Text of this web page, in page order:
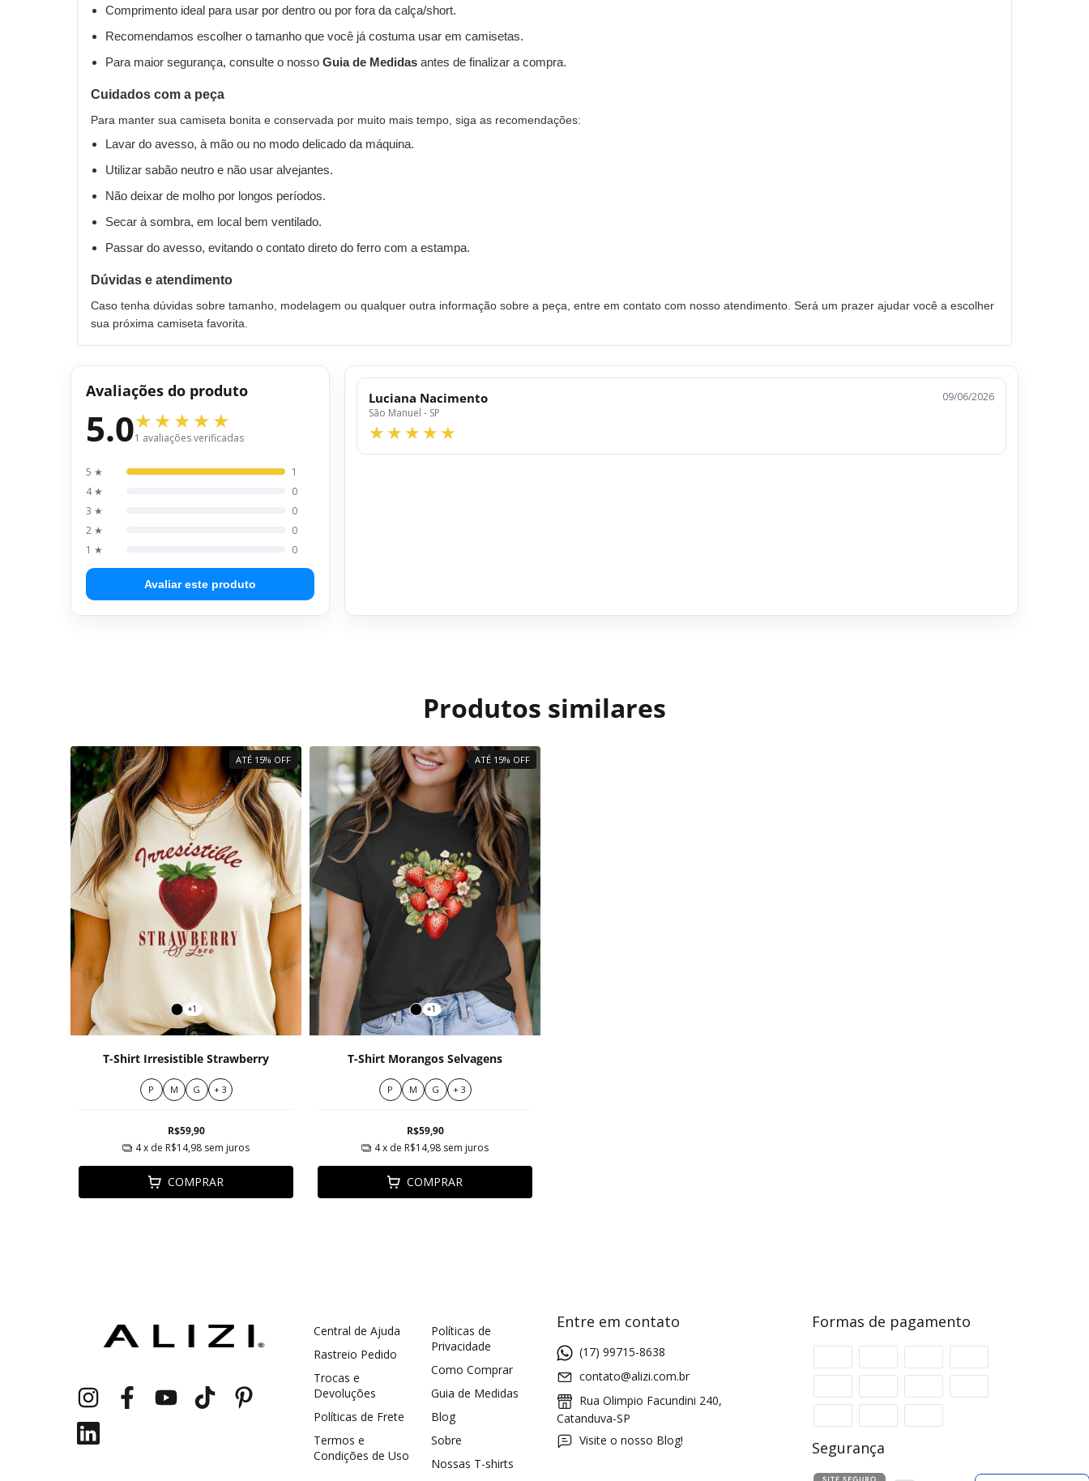
Comprimento ideal para usar por dentro ou por fora da calça/short.
Recomendamos escolher o tamanho que você já costuma usar em camisetas.
Para maior segurança, consulte o nosso Guia de Medidas antes de finalizar a compra.
Cuidados com a peça
Para manter sua camiseta bonita e conservada por muito mais tempo, siga as recomendações:
Lavar do avesso, à mão ou no modo delicado da máquina.
Utilizar sabão neutro e não usar alvejantes.
Não deixar de molho por longos períodos.
Secar à sombra, em local bem ventilado.
Passar do avesso, evitando o contato direto do ferro com a estampa.
Dúvidas e atendimento
Caso tenha dúvidas sobre tamanho, modelagem ou qualquer outra informação sobre a peça, entre em contato com nosso atendimento. Será um prazer ajudar você a escolher
sua próxima camiseta favorita.
Avaliações do produto
5.01 avaliações verificadas
5 ★
1
4 ★
0
3 ★
0
2 ★
0
1 ★
0
Avaliar este produto
Luciana Nacimento
São Manuel - SP
09/06/2026
Produtos similares
ATÉ 15% OFF
+1
T-Shirt Irresistible Strawberry
P M G + 3
R$59,90
4x de R$14,98 sem juros
COMPRAR
ATÉ 15% OFF
+1
T-Shirt Morangos Selvagens
P M G + 3
R$59,90
4x de R$14,98 sem juros
COMPRAR
Central de Ajuda
Rastreio Pedido
Trocas e
Devoluções
Políticas de Frete
Termos e
Condições de Uso
Políticas de
Privacidade
Como Comprar
Guia de Medidas
Blog
Sobre
Nossas T-shirts
Entre em contato
(17) 99715-8638
contato@alizi.com.br
Rua Olimpio Facundini 240,
Catanduva-SP
Visite o nosso Blog!
Formas de pagamento
Segurança
Cupom 1a compra: GANHE5